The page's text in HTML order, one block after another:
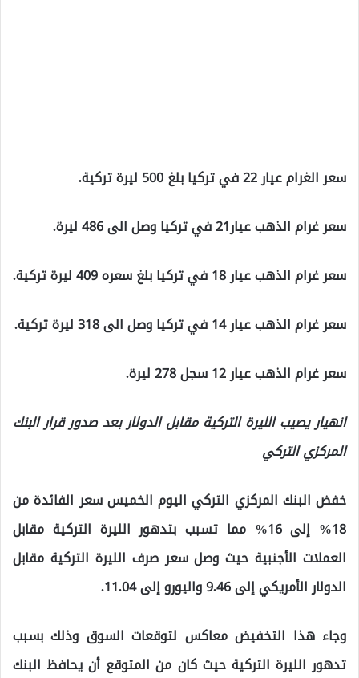
سعر الغرام عيار 22 في تركيا بلغ 500 ليرة تركية.
سعر غرام الذهب عيار21 في تركيا وصل الى 486 ليرة.
سعر غرام الذهب عيار 18 في تركيا بلغ سعره 409 ليرة تركية.
سعر غرام الذهب عيار 14 في تركيا وصل الى 318 ليرة تركية.
سعر غرام الذهب عيار 12 سجل 278 ليرة.
انهيار يصيب الليرة التركية مقابل الدولار بعد صدور قرار البنك
المركزي التركي
خفض البنك المركزي التركي اليوم الخميس سعر الفائدة من
18% إلى 16% مما تسبب بتدهور الليرة التركية مقابل
العملات الأجنبية حيث وصل سعر صرف الليرة التركية مقابل
الدولار الأمريكي إلى 9.46 واليورو إلى 11.04.
وجاء هذا التخفيض معاكس لتوقعات السوق وذلك بسبب
تدهور الليرة التركية حيث كان من المتوقع أن يحافظ البنك